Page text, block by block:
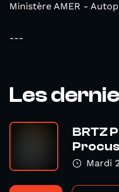
Ministère AMER -
---
Les
BRTZ
Mardi